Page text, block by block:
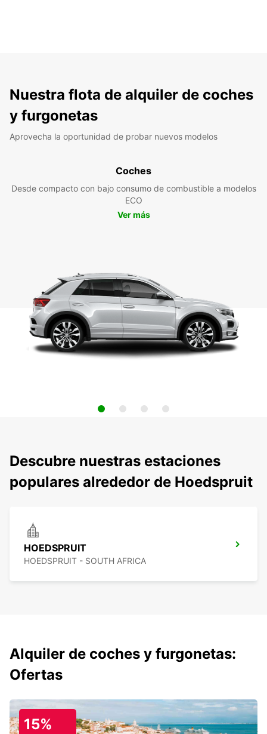
Nuestra flota de alquiler de coches
y furgonetas
Aprovecha la oportunidad de probar nuevos modelos
Coches
Desde compacto con bajo consumo de combustible a modelos
ECO
Ver más
Descubre nuestras estaciones
populares alrededor de Hoedspruit
HOEDSPRUIT
HOEDSPRUIT - SOUTH AFRICA
Alquiler de coches y furgonetas:
Ofertas
15%